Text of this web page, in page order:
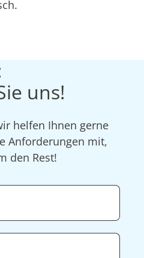
uns!
helfen Ihnen gerne
Anforderungen mit,
den Rest!